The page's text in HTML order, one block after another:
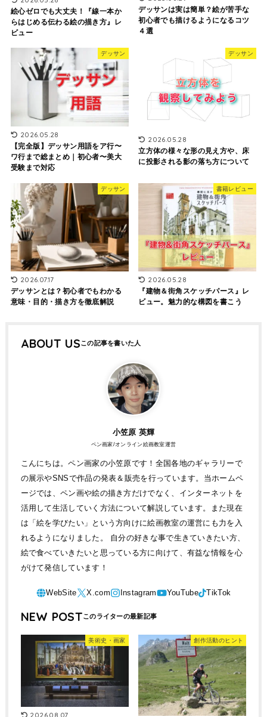
絵心ゼロでも大丈夫！『線一本か
らはじめる伝わる絵の描き方』レ
ビュー
デッサンは実は簡単？絵が苦手な
初心者でも描けるようになるコツ
４選
デッサン
2026.05.28
【完全版】デッサン用語をア行〜
ワ行まで総まとめ｜初心者〜美大
受験まで対応
デッサン
2026.05.28
立方体の様々な形の見え方や、床
に投影される影の落ち方について
デッサン
2026.07.17
デッサンとは？初心者でもわかる
意味・目的・描き方を徹底解説
書籍レビュー
2026.05.28
『建物＆街角スケッチパース』レ
ビュー。魅力的な構図を書こう
ABOUT US
小笠原 英輝
ペン画家/オンライン絵画教室運営
こんにちは。ペン画家の小笠原です！全国各地のギャラリーで
の展示やSNSで作品の発表＆販売を行っています。当ホームペ
ージでは、ペン画や絵の描き方だけでなく、インターネットを
活用して生活していく方法について解説しています。また現在
は「絵を学びたい」という方向けに絵画教室の運営にも力を入
れるようになりました。 自分の好きな事で生きていきたい方、
絵で食べていきたいと思っている方に向けて、有益な情報を心
がけて発信しています！
NEW POST
美術史・画家
2026.08.07
創作活動のヒント